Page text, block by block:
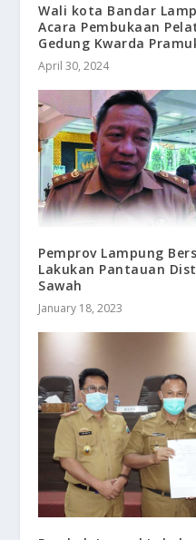
Wali kota Bandar
Acara Pembukaan
Gedung Kwarda
April 30, 2024
Pemprov Lampung
Lakukan Pantauan
Sawah
January 18, 2023